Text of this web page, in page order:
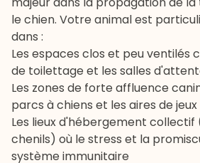
le chien. Votre animal est
dans :
Les espaces clos et peu ventilés
de toilettage et les salles
Les zones de forte affluence
parcs à chiens et les aires de jeux
Les lieux d'hébergement collectif
chenils) où le stress et la
système immunitaire